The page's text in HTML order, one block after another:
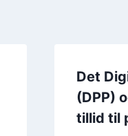
Det
(DPP)
tillid til